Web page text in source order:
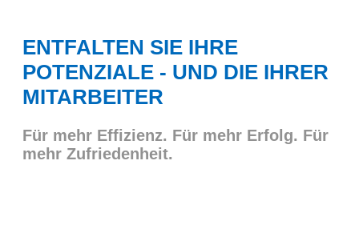
ENTFALTEN SIE IHRE
POTENZIALE - UND DIE IHRER
MITARBEITER
Für mehr Effizienz. Für mehr Erfolg. Für
mehr Zufriedenheit.